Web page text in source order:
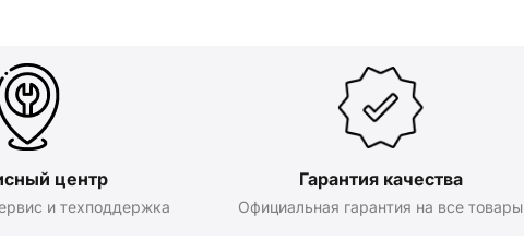
центр
и техподдержка
Гарантия качества
Официальная гарантия на все товары